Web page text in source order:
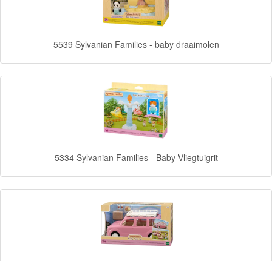
Fireman
&
5539 Sylvanian Families - baby draaimolen
5334 Sylvanian Families - Baby Vliegtuigrit